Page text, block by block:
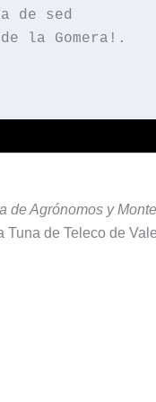
de sed
la Gomera!.
de Agrónomos y
Tuna de Teleco de